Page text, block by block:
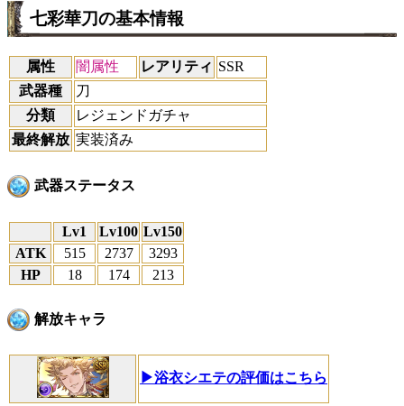
七彩華刀の基本情報
属性 闇属性 レアリティ SSR
武器種
刀
分類
レジェンドガチャ
最終解放 実装済み
武器ステータス
Lv1 Lv100 Lv150
ATK
515 2737
3293
HP
18 174 213
解放キャラ
▶浴衣シエテの評価はこちら